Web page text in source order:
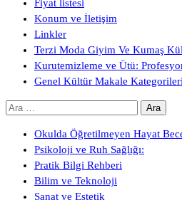
Fiyat listesi
Konum ve İletişim
Linkler
Terzi Moda Giyim Ve Kumaş
Kurutemizleme ve Ütü:
Genel Kültür Makale
Arama:
Okulda Öğretilmeyen Hayat
Psikoloji ve Ruh Sağlığı:
Pratik Bilgi Rehberi
Bilim ve Teknoloji
Sanat ve Estetik